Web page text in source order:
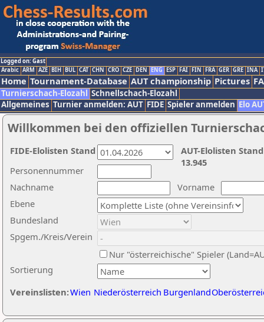
Logged on: Gast
Arabic ARM AZE BIH BUL CAT CHN CRO CZE DEN ENG ESP FAI FIN FRA GER GRE INA
Home Tournament-Database AUT championship Pictures
Turnierschach-Elozahl Schnellschach-Elozahl
Allgemeines Turnier anmelden: AUT FIDE Spieler anmelden Elo
Willkommen bei den offiziellen
Nachname
Vorname
Ebene
Sortierung
Personennummer
Bundesland
Spgem./Kreis/Verein
Nur "österreichische" Spieler
Vereinslisten:Wien Niederösterreich Burgenland
AUT-Elolisten
13.945
FIDE-Elolisten Stand